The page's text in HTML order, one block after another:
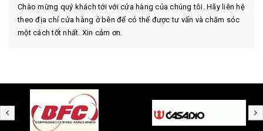
Chào mừng quý khách tới với cửa hàng của chúng tôi. Hãy liên hệ
theo địa chỉ cửa hàng ở bên để có thể được tư vấn và chăm sóc
một cách tốt nhất. Xin cảm ơn.